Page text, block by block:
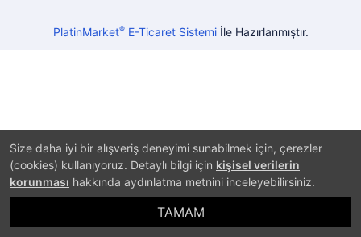
Size daha iyi bir alışveriş deneyimi sunabilmek için, çerezler
(cookies) kullanıyoruz. Detaylı bilgi için kişisel verilerin
korunması hakkında aydınlatma metnini inceleyebilirsiniz.
TAMAM
PlatinMarket®E-Ticaret Sistemiİle Hazırlanmıştır.